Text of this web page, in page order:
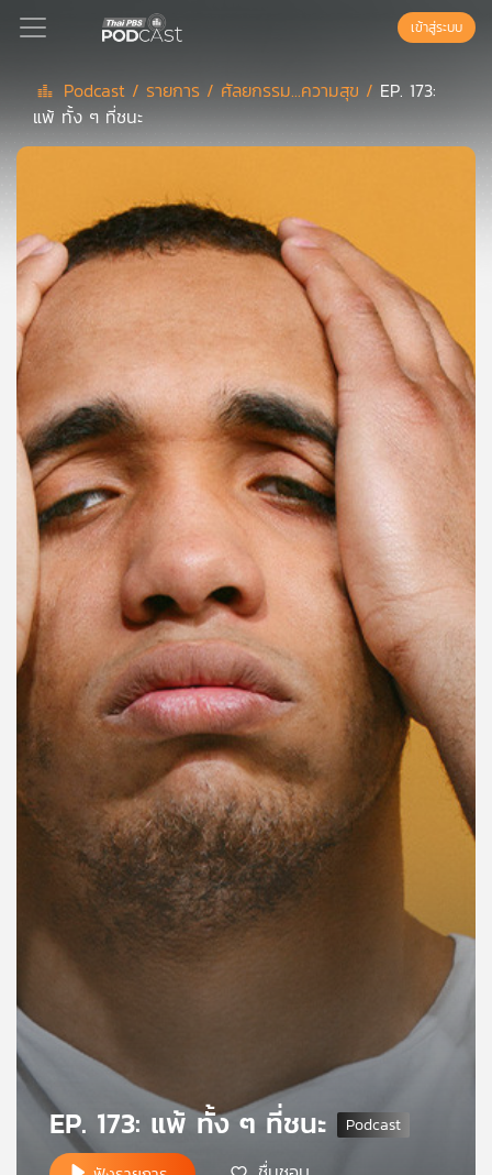
Podcast
ลิ
สต์
แนะนำ
ย์
ลิ
สต์
ของ
คุณ
เพลง
บทความ
ข่าว
และ
กิจกรรม
เรา
เครือ
ข่าย
วิทยุ
ไทย
เข้าสู่ระบบ
Podcast / รายการ / ศัลยกรรม...ความสุข / EP. 173:
แพ้ ทั้ง ๆ ที่ชนะ
EP. 173: แพ้ ทั้ง ๆ ที่ชนะ